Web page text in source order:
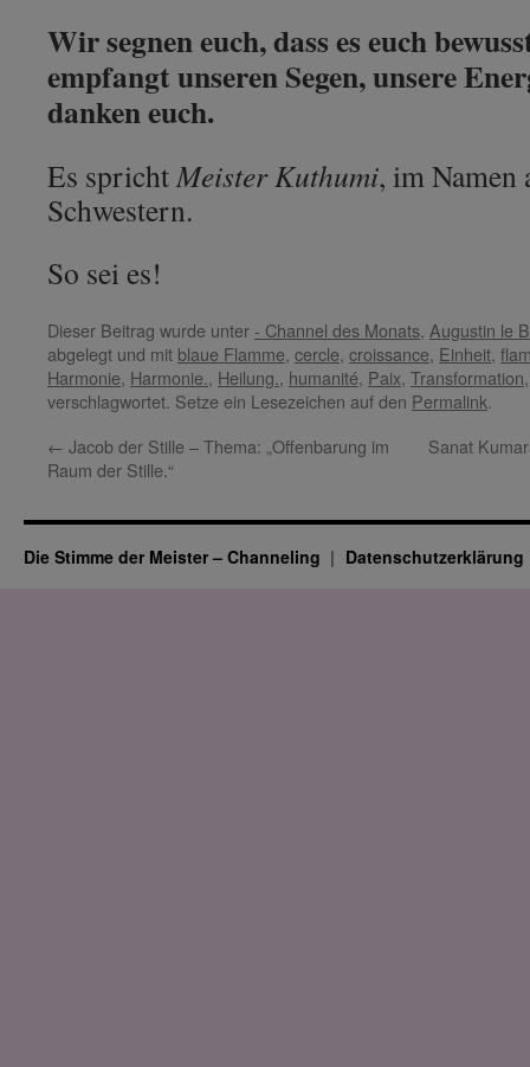
Wir segnen euch, dass es euch
empfangt unseren Segen, unsere
danken euch.
Es sprichtMeister Kuthumi, im Namen
Schwestern.
So sei es!
Dieser Beitrag wurde unter - Channel des Monats, Augustin le
abgelegt und mit blaue Flamme, cercle, croissance, Einheit,
Harmonie, Harmonie., Heilung., humanité, Paix, Transformation
verschlagwortet. Setze ein Lesezeichen auf den Permalink.
← Jacob der Stille – Thema: „Offenbarung im
Raum der Stille.“
Sanat
Die Stimme der Meister – Channeling Datenschutz­erklärung